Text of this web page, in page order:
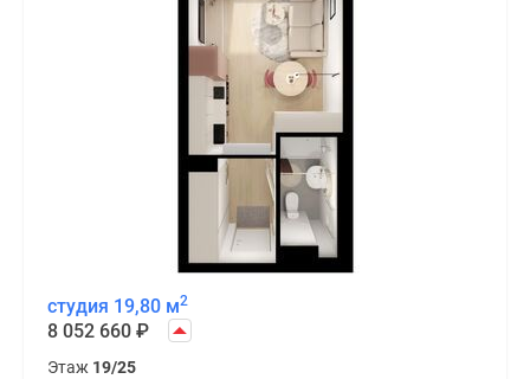
студия 19,80 м2
8 052 660 ₽
Этаж 19/25